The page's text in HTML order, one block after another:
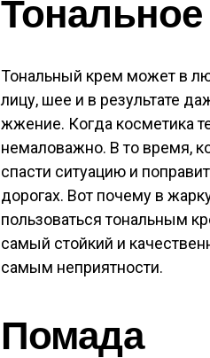
Тональное
Тональный крем может в
лицу, шее и в результате
жжение. Когда косметика
немаловажно. В то время,
спасти ситуацию и
дорогах. Вот почему в
пользоваться тональным
самый стойкий и
самым неприятности.
Помада